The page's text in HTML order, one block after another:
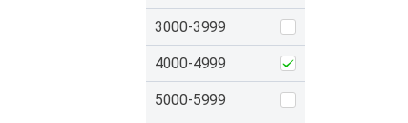
3000-3999
4000-4999
5000-5999